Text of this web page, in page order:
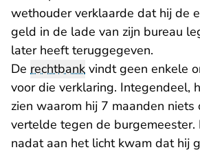
wethouder verklaarde dat hij de
geld in de lade van zijn bureau
later heeft teruggegeven.
De rechtbank vindt geen enkele
voor die verklaring. Integendeel,
zien waarom hij 7 maanden
vertelde tegen de burgemeester.
nadat aan het licht kwam dat hij